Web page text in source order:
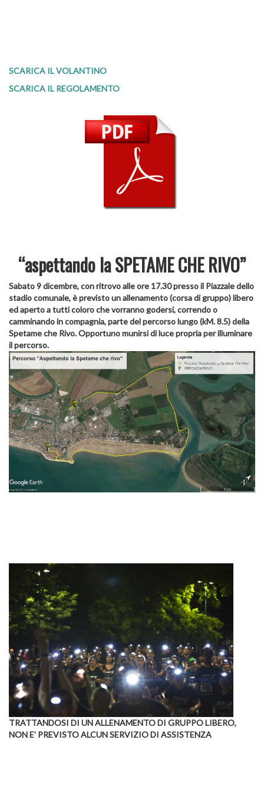
SCARICA IL VOLANTINO
SCARICA IL REGOLAMENTO
“aspettando la SPETAME CHE RIVO”
Sabato 9 dicembre, con ritrovo alle ore 17.30 presso il Piazzale dello
stadio comunale, è previsto un allenamento (corsa di gruppo) libero
ed aperto a tutti coloro che vorranno godersi, correndo o
camminando in compagnia, parte del percorso lungo (kM. 8.5) della
Spetame che Rivo. Opportuno munirsi di luce propria per illuminare
il percorso.
TRATTANDOSI DI UN ALLENAMENTO DI GRUPPO LIBERO,
NON E’ PREVISTO ALCUN SERVIZIO DI ASSISTENZA